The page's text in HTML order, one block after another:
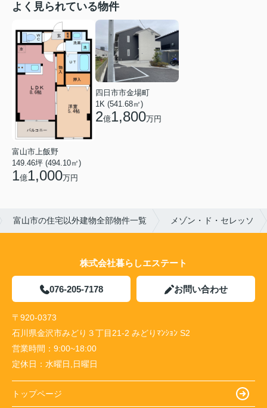
よく見られている物件
富山市上飯野
149.46坪 (494.10㎡)
1億1,000万円
四日市市金場町
1K (541.68㎡)
2億1,800万円
富山市の住宅以外建物全部物件一覧 メゾン・ド・セレッソ
株式会社暮らしエステート
076-205-7178 お問い合わせ
〒920-0373
石川県金沢市みどり３丁目21-2 みどりﾏﾝｼｮﾝ S2
営業時間： 9:00~18:00
定休日： 水曜日,日曜日
トップページ